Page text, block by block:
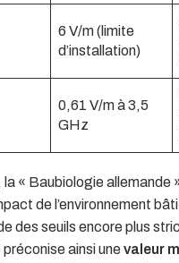
6 V/m (limite
d’installation)
0,61 V/m à 3,5
GHz
la « Baubiologie allemande
de l’environnement
des seuils encore plus
ainsi unevaleur